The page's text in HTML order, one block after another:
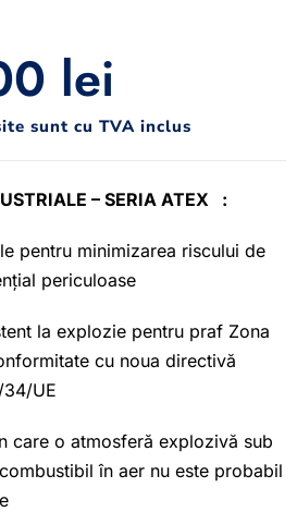
lei
sunt cu TVA inclus
– SERIA ATEX :
pentru minimizarea riscului de
periculoase
la explozie pentru praf Zona
cu noua directivă
34/UE
care o atmosferă explozivă sub
în aer nu este probabil